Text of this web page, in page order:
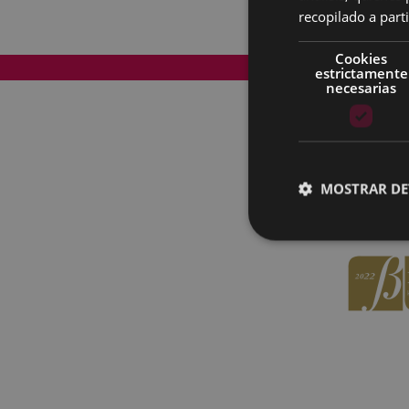
Mapa del Sitio
recopilado a
Cookies
estrictamente
necesarias
MOSTRAR